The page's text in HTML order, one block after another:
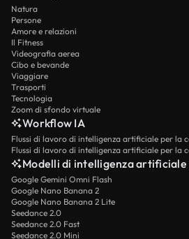
Natura
Persone
Amore e relazioni
Il Fitness
Videografia aerea
Cibo e bevande
Viaggiare
Trasporti
Tecnologia
Zoom di sfondo virtuale
Workflow IA
Flussi di lavoro di intelligenza artificiale per la
Modelli di intelligenza artificiale
Google Gemini Omni Flash
Google Nano Banana 2
Google Nano Banana 2 Lite
Seedance 2.0
Seedance 2.0 Fast
Seedance 2.0 Mini